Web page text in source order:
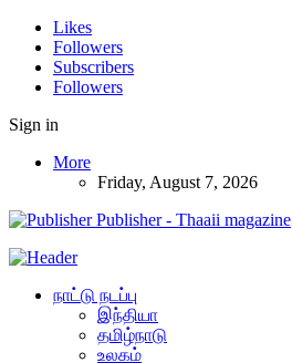
Likes
Followers
Subscribers
Followers
Sign in
More
Friday, August 7, 2026
Publisher - Thaaii magazine
நாட்டு நடப்பு
இந்தியா
தமிழ்நாடு
உலகம்